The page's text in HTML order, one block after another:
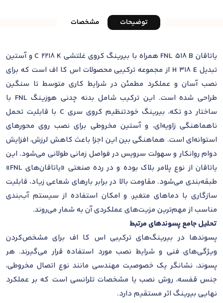
توضیحات مشخصات
یاتاقان FNL 518 B همراه با بیرینگ کروی غلتشی C 2218 K و آستین
تبدیل H 318 E از مجموعه ترکیبی محصولات اس کا اف است که برای
نصب آسان و عملکرد مطمئن در شرایط کاری متوسط تا سنگین
طراحی شده است. این ترکیب شامل بدنه چدنی هوزینگ FNL با
ساختار دو تکه، بیرینگ خودتنظیم کروی سری C با قابلیت تحمل
ناهماهنگی زاویه‌ای، و آستین مخروطی برای نصب روی محورهای
استوانه‌ای است. هماهنگی بین این اجزا باعث کاهش لرزش، افزایش
دوام روانکار و سهولت سرویس در فواصل زمانی طولانی می‌شود. این
یاتاقان از نوع پلامر بلاک بوده و در رده صنعتی «یاتاقان‌های FNL»
طبقه‌بندی می‌شود. مقاومت بالا در برابر بارهای شعاعی زیاد، قابلیت
سازگاری با دماهای متغیر، و امکان استفاده از سیستم آب‌بندی
مناسب از مهم‌ترین مزیت‌های عملکردی آن به شمار می‌روند.
تحلیل جامع پسوندهای مرتبط
پسوندها در بیرینگ‌های ترکیبی اس کا اف برای مشخص‌کردن
ویژگی‌های فنی و شرایط نصب مورد استفاده قرار می‌گیرند. هر
پسوند، نشانگر یک خصوصیت مهندسی مانند نوع اتصال مخروطی،
جنس قفسه، روش نصب یا مشخصات تلرانسی است که بر عملکرد
نهایی بیرینگ اثر مستقیم دارد.